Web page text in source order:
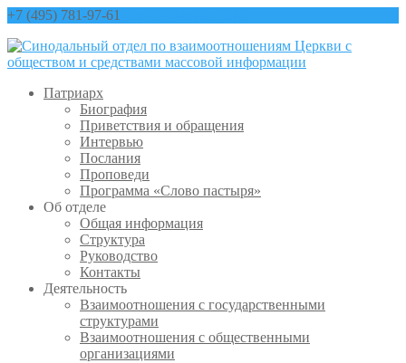
+7 (495) 781-97-61
Патриарх
Биография
Приветствия и обращения
Интервью
Послания
Проповеди
Программа «Слово пастыря»
Об отделе
Общая информация
Структура
Руководство
Контакты
Деятельность
Взаимоотношения с государственными
структурами
Взаимоотношения с общественными
организациями